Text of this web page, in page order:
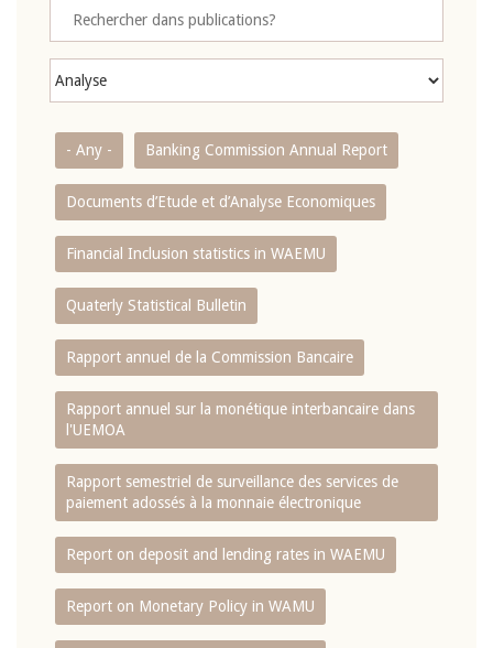
- Any - Banking Commission Annual Report
Documents d’Etude et d’Analyse Economiques
Financial Inclusion statistics in WAEMU
Quaterly Statistical Bulletin
Rapport annuel de la Commission Bancaire
Rapport annuel sur la monétique interbancaire dans
l'UEMOA
Rapport semestriel de surveillance des services de
paiement adossés à la monnaie électronique
Report on deposit and lending rates in WAEMU
Report on Monetary Policy in WAMU